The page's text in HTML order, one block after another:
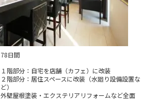
78日間
１階部分：自宅を店舗（カフェ）に改装
２階部分：居住スペースに改装（水廻り設備設置な
ど）
外壁屋根塗装・エクステリアリフォームなど全面